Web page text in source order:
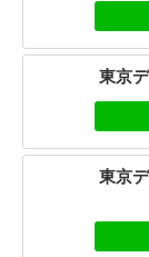
東京
東京